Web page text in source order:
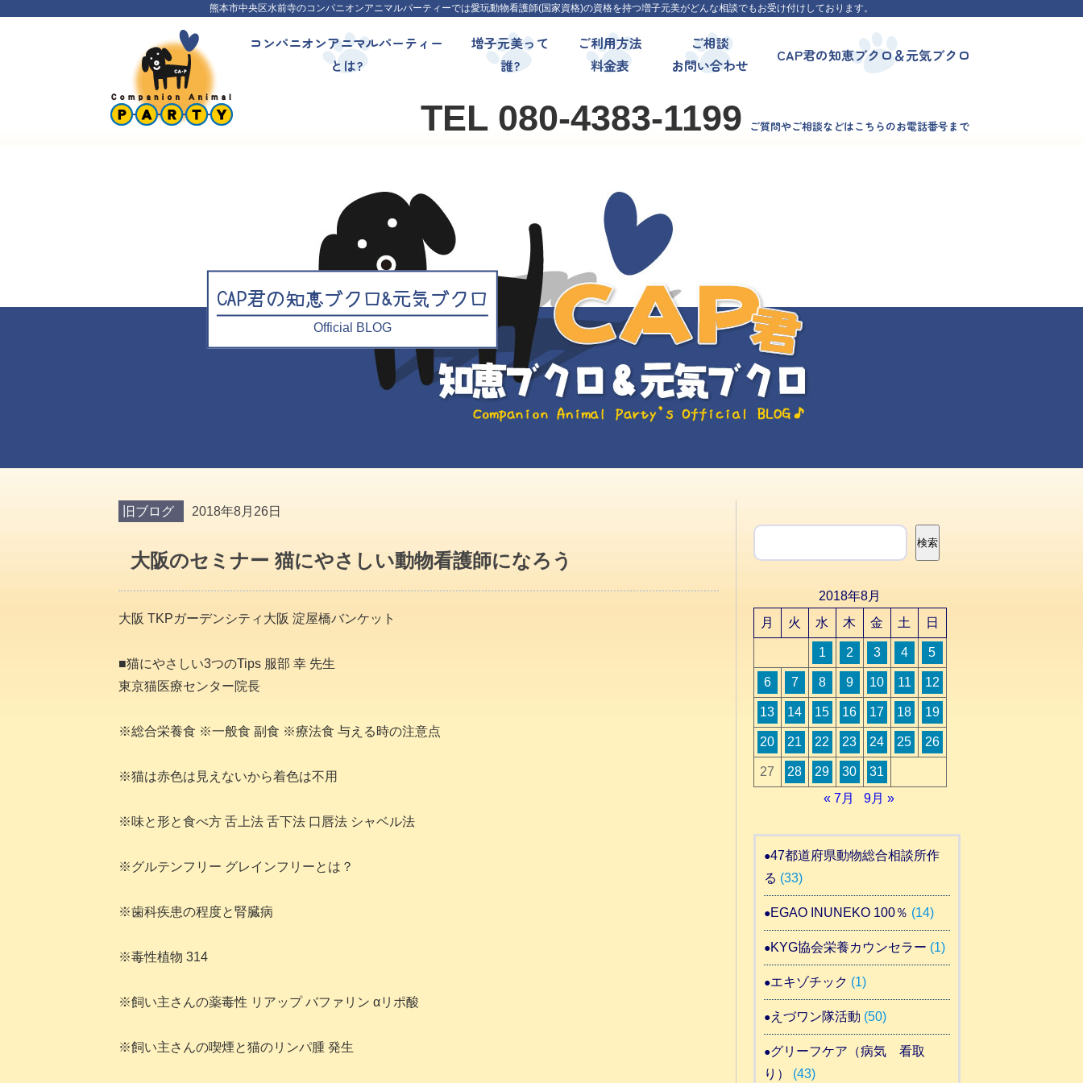
熊本市中央区水前寺のコンパニオンアニマルパーティーでは愛玩動物看護師(国家資格)の資格を持つ増子元美がどんな相談でもお受け付けしております。
コンパニオンアニマルパーティー
とは?
増子元美って
誰?
ご利用方法
料金表
ご相談
お問い合わせ
CAP君の知恵ブクロ＆元気ブクロ
TEL 080-4383-1199 ご質問やご相談などはこちらのお電話番号まで
CAP君の知恵ブクロ&元気ブクロ
Official BLOG
旧ブログ 2018年8月26日
大阪のセミナー 猫にやさしい動物看護師になろう
大阪 TKPガーデンシティ大阪 淀屋橋バンケット
■猫にやさしい3つのTips 服部 幸 先生
東京猫医療センター院長
※総合栄養食 ※一般食 副食 ※療法食 与える時の注意点
※猫は赤色は見えないから着色は不用
※味と形と食べ方 舌上法 舌下法 口唇法 シャベル法
※グルテンフリー グレインフリーとは？
※歯科疾患の程度と腎臓病
※毒性植物 314
※飼い主さんの薬毒性 リアップ バファリン αリポ酸
※飼い主さんの喫煙と猫のリンパ腫 発生
検索
検索
2018年8月
月
火 水 木 金 土 日
1 2 3 4 5
6 7 8 9 10 11 12
13 14 15 16 17 18 19
20 21 22 23 24 25 26
27 28 29 30
31
« 7月
9月 »
47都道府県動物総合相談所作
る (33)
EGAO INUNEKO 100％ (14)
KYG協会栄養カウンセラー (1)
エキゾチック (1)
えづワン隊活動 (50)
グリーフケア（病気 看取
り）
(43)